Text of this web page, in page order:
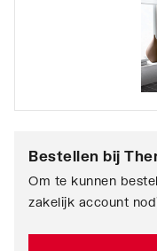
Bestellen bij
Om te kunnen
zakelijk account